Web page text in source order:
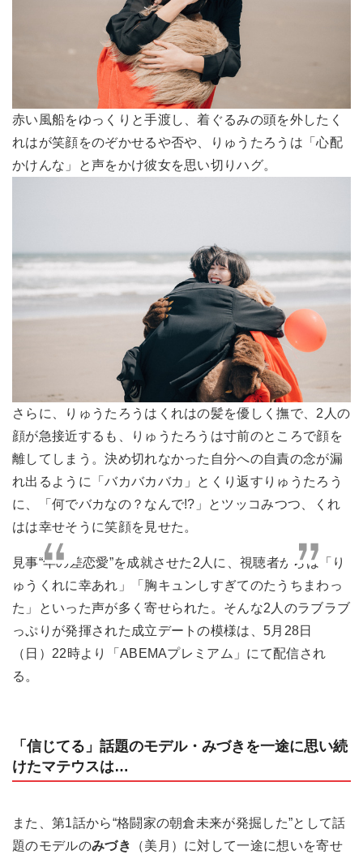
赤い風船をゆっくりと手渡し、着ぐるみの頭を外したく
れはが笑顔をのぞかせるや否や、りゅうたろうは「心配
かけんな」と声をかけ彼女を思い切りハグ。
さらに、りゅうたろうはくれはの髪を優しく撫で、2人の
顔が急接近するも、りゅうたろうは寸前のところで顔を
離してしまう。決め切れなかった自分への自責の念が漏
れ出るように「バカバカバカ」とくり返すりゅうたろう
に、「何でバカなの？なんで!?」とツッコみつつ、くれ
はは幸せそうに笑顔を見せた。
見事“年の差恋愛”を成就させた2人に、視聴者からは「り
ゅうくれに幸あれ」「胸キュンしすぎてのたうちまわっ
た」といった声が多く寄せられた。そんな2人のラブラブ
っぷりが発揮された成立デートの模様は、5月28日
（日）22時より「ABEMAプレミアム」にて配信され
る。
「信じてる」話題のモデル・みづきを一途に思い続
けたマテウスは…
また、第1話から“格闘家の朝倉未来が発掘した”として話
題のモデルのみづき
（美月）に対して一途に想いを寄せ